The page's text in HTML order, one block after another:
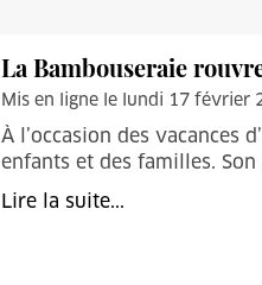
La Bambouseraie
Mis en ligne le lundi 17 février
À l’occasion des vacances
enfants et des familles.
Lire la suite...